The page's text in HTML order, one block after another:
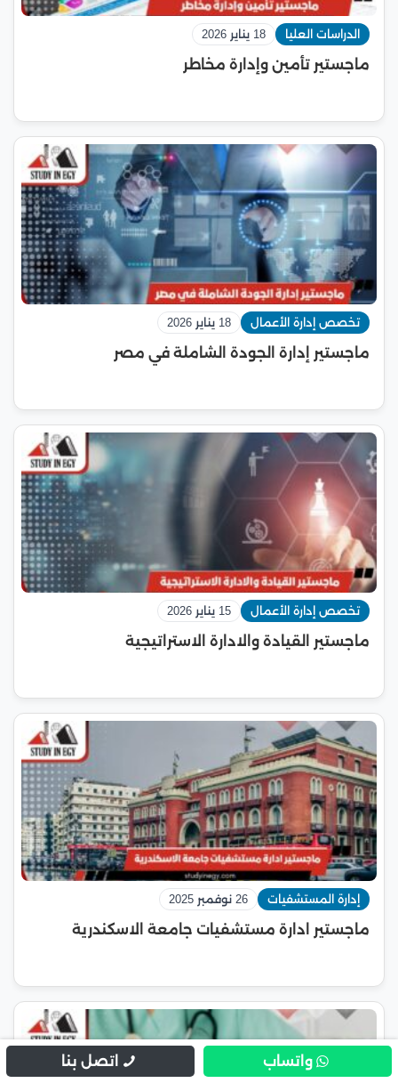
الدراسات العليا 18 يناير 2026
ماجستير تأمين وإدارة مخاطر
تخصص إدارة الأعمال 18 يناير 2026
ماجستير إدارة الجودة الشاملة في مصر
تخصص إدارة الأعمال 15 يناير 2026
ماجستير القيادة والادارة الاستراتيجية
إدارة المستشفيات 26 نوفمبر 2025
ماجستير ادارة مستشفيات جامعة الاسكندرية
واتساب اتصل بنا